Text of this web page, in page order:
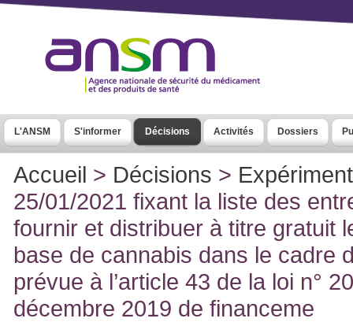
L'ANSM S'informer Décisions Activités Dossiers
Accueil > Décisions >
25/01/2021 fixant la liste des
fournir et distribuer à titre gratuit
base de cannabis dans le cadre
prévue à l’article 43 de la loi n°
décembre 2019 de financeme